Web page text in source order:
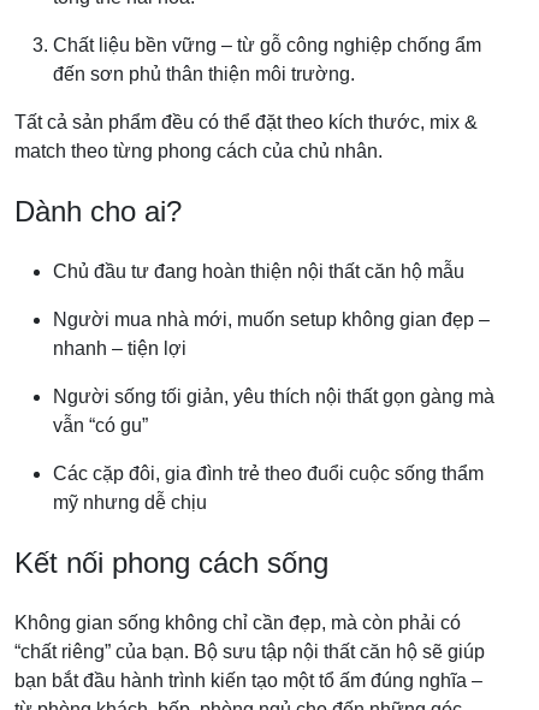
Chất liệu bền vững – từ gỗ công nghiệp chống ẩm
đến sơn phủ thân thiện môi trường.
Tất cả sản phẩm đều có thể đặt theo kích thước, mix &
match theo từng phong cách của chủ nhân.
Dành cho ai?
Chủ đầu tư đang hoàn thiện nội thất căn hộ mẫu
Người mua nhà mới, muốn setup không gian đẹp –
nhanh – tiện lợi
Người sống tối giản, yêu thích nội thất gọn gàng mà
vẫn “có gu”
Các cặp đôi, gia đình trẻ theo đuổi cuộc sống thẩm
mỹ nhưng dễ chịu
Kết nối phong cách sống
Không gian sống không chỉ cần đẹp, mà còn phải có
“chất riêng” của bạn. Bộ sưu tập nội thất căn hộ sẽ giúp
bạn bắt đầu hành trình kiến tạo một tổ ấm đúng nghĩa –